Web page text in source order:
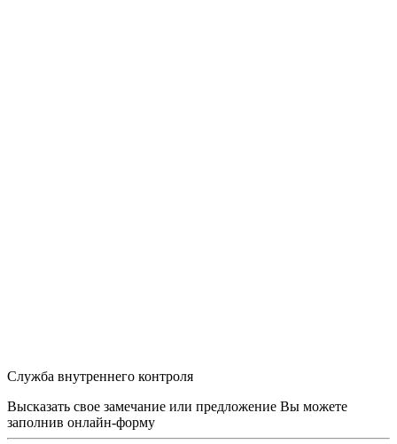
Служба внутреннего контроля
Высказать свое замечание или предложение Вы можете
заполнив онлайн-форму